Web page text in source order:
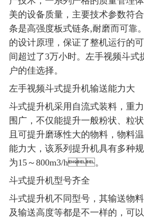
美的设备质量，主要技术参数符合
条是高强度板式链条,耐磨而可靠
的设计原理，保证了整机运行的可
间超过了3万小时。左手视频斗
户的佳选择。
左手视频斗式提升机输送能力大
斗式提升机采用自流式装料，重力
围广，不仅能提升一般粉状、粒
且可提升磨琢性大的物料，物料
能力大，该系列提升机具有多种规
为15～800m3/h。
斗式提升机型号齐全
斗式提升机不同型号，其输送物料
及输送高度等都是不一样的，可